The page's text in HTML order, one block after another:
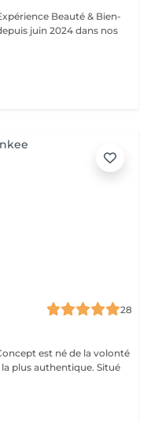
juin 2024 dans nos
28
est né de la volonté
plus authentique. Situé